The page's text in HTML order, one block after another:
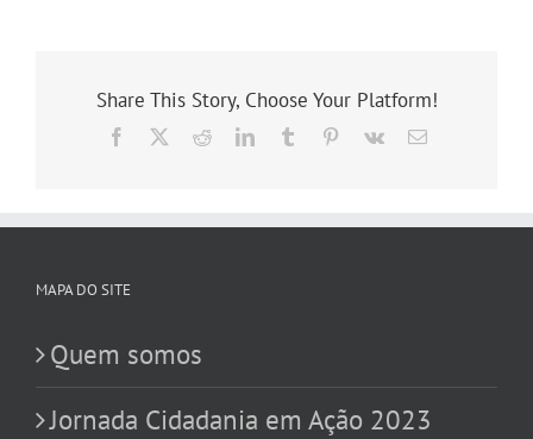
Share This Story, Choose Your Platform!
Facebook RedditLinkedInTumblr Pinterest
Vk
E-
MAPA DO SITE
Quem somos
Jornada Cidadania em Ação 2023